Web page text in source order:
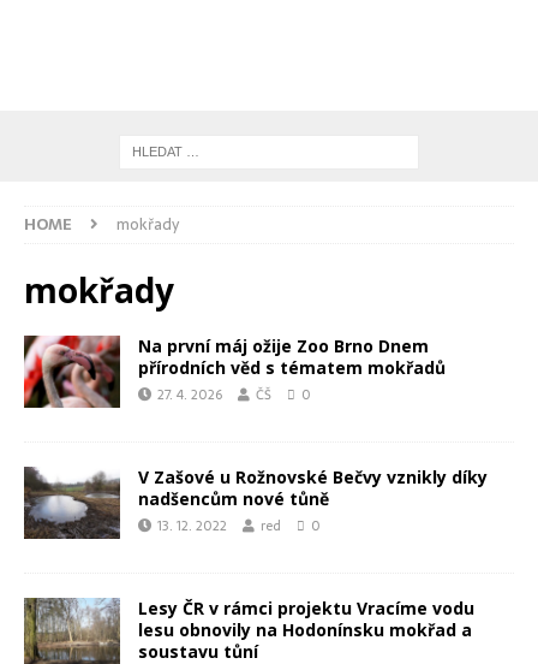
HOME mokřady
mokřady
Na první máj ožije Zoo Brno Dnem
přírodních věd s tématem mokřadů
27. 4. 2026 ČŠ 0
V Zašové u Rožnovské Bečvy vznikly díky
nadšencům nové tůně
13. 12. 2022 red 0
Lesy ČR v rámci projektu Vracíme vodu
lesu obnovily na Hodonínsku mokřad a
soustavu tůní